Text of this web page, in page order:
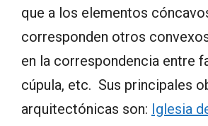
que a los elementos
corresponden otros
en la correspondencia entre
cúpula, etc. Sus principales
arquitectónicas son: Iglesia